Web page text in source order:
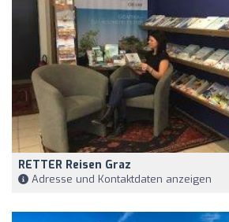
RETTER Reisen Graz
Adresse und Kontaktdaten anzeigen